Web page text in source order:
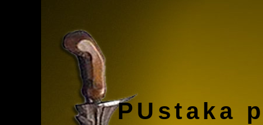
PUstaka